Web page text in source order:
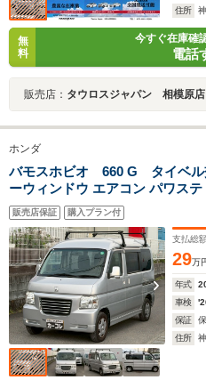
住所
無
料
今すぐ在庫確
電話
販売店： タウロスジャパン 相模原店
ホンダ
バモスホビオ 660 G タイベル
ーウィンドウ エアコン パワス
ガーソケット 両側スライド ルー
販売店保証 購入プラン付
支払総額
29万
年式
車検
保証
住所